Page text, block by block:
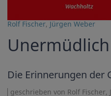
Rolf Fischer, Jürgen Weber
Die Erinnerungen der
geschrieben von Rolf Fischer,